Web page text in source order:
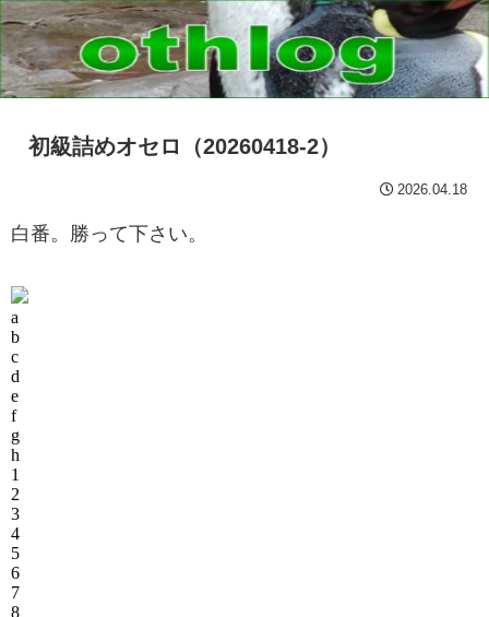
初級詰めオセロ（20260418-2）
2026.04.18
白番。勝って下さい。